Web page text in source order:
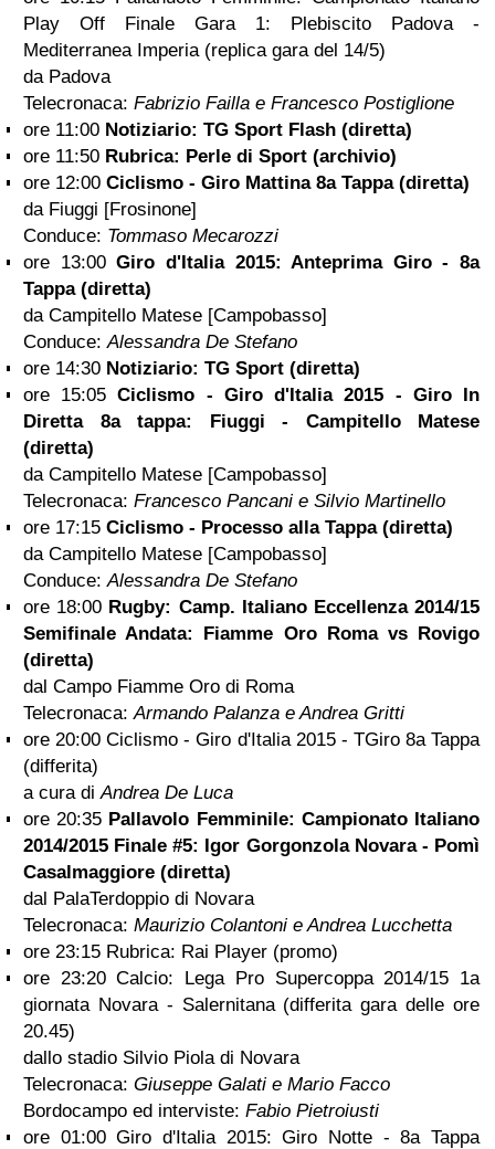
Play Off Finale Gara 1: Plebiscito Padova -
Mediterranea Imperia (replica gara del 14/5)
da Padova
Telecronaca: Fabrizio Failla e Francesco Postiglione
ore 11:00 Notiziario: TG Sport Flash (diretta)
ore 11:50 Rubrica: Perle di Sport (archivio)
ore 12:00 Ciclismo - Giro Mattina 8a Tappa (diretta)
da Fiuggi [Frosinone]
Conduce: Tommaso Mecarozzi
ore 13:00Giro d'Italia 2015: Anteprima Giro - 8a
Tappa (diretta)
da Campitello Matese [Campobasso]
Conduce:Alessandra De Stefano
ore 14:30 Notiziario: TG Sport (diretta)
ore 15:05Ciclismo - Giro d'Italia 2015 - Giro In
Diretta 8a tappa: Fiuggi - Campitello Matese
(diretta)
da Campitello Matese [Campobasso]
Telecronaca: Francesco Pancani e Silvio Martinello
ore 17:15 Ciclismo - Processo alla Tappa (diretta)
da Campitello Matese [Campobasso]
Conduce:Alessandra De Stefano
ore 18:00 Rugby: Camp. Italiano Eccellenza 2014/15
Semifinale Andata: Fiamme Oro Roma vs Rovigo
(diretta)
dal Campo Fiamme Oro di Roma
Telecronaca:Armando Palanza e Andrea Gritti
ore 20:00 Ciclismo - Giro d'Italia 2015 - TGiro 8a Tappa
(differita)
a cura diAndrea De Luca
ore 20:35 Pallavolo Femminile: Campionato Italiano
2014/2015 Finale #5: Igor Gorgonzola Novara - Pomì
Casalmaggiore (diretta)
dal PalaTerdoppio di Novara
Telecronaca: Maurizio Colantoni e Andrea Lucchetta
ore 23:15 Rubrica: Rai Player (promo)
ore 23:20 Calcio: Lega Pro Supercoppa 2014/15 1a
giornata Novara - Salernitana (differita gara delle ore
20.45)
dallo stadio Silvio Piola di Novara
Telecronaca: Giuseppe Galati e Mario Facco
Bordocampo ed interviste: Fabio Pietroiusti
ore 01:00 Giro d'Italia 2015: Giro Notte - 8a Tappa